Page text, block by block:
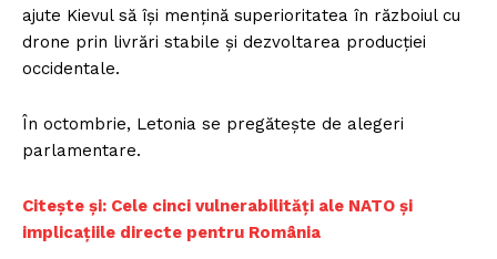
ajute Kievul să își mențină superioritatea în războiul cu
drone prin livrări stabile și dezvoltarea producției
occidentale.
În octombrie, Letonia se pregătește de alegeri
parlamentare.
Citește și: Cele cinci vulnerabilități ale NATO și
implicațiile directe pentru România